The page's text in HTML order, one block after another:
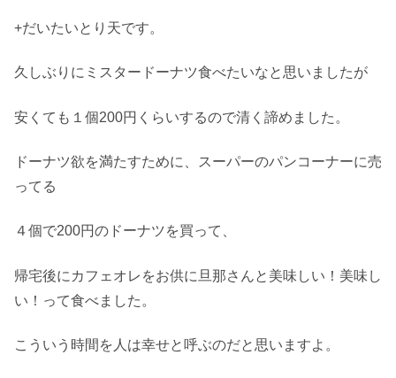
+だいたいとり天です。
久しぶりにミスタードーナツ食べたいなと思いましたが
安くても１個200円くらいするので清く諦めました。
ドーナツ欲を満たすために、スーパーのパンコーナーに売
ってる
４個で200円のドーナツを買って、
帰宅後にカフェオレをお供に旦那さんと美味しい！美味し
い！って食べました。
こういう時間を人は幸せと呼ぶのだと思いますよ。